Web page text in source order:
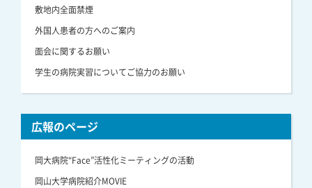
敷地内全面禁煙
外国人患者の方へのご案内
面会に関するお願い
学生の病院実習についてご協力のお願い
広報のページ
岡大病院“Face”活性化ミーティングの活動
岡山大学病院紹介MOVIE